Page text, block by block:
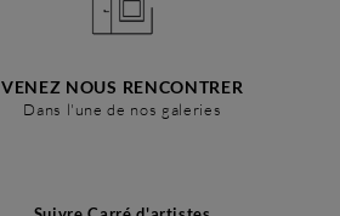
VENEZ NOUS RENCONTRER
Dans l'une de nos galeries